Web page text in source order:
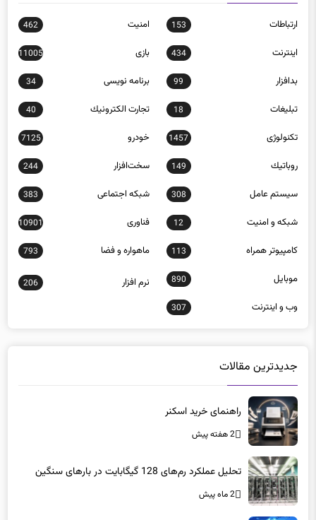
ارتباطات 153 امنيت 462
اينترنت 434 بازی 11005
بدافزار 99 برنامه نويسی 34
تبلیغات 18 تجارت الكترونيك 40
تکنولوژی 1457 خودرو 7125
روباتيك 149 سخت‌افزار 244
سيستم عامل 308 شبكه اجتماعی 383
شبكه و امنيت 12 فناوری 10901
كامپيوتر همراه 113 ماهواره و فضا 793
موبايل 890 نرم افزار 206
وب و اينترنت 307
جدیدترین مقالات
راهنمای خرید اسکنر
2 هفته پیش
تحلیل عملکرد رم‌های 128 گیگابایت در بارهای سنگین
2 ماه پیش